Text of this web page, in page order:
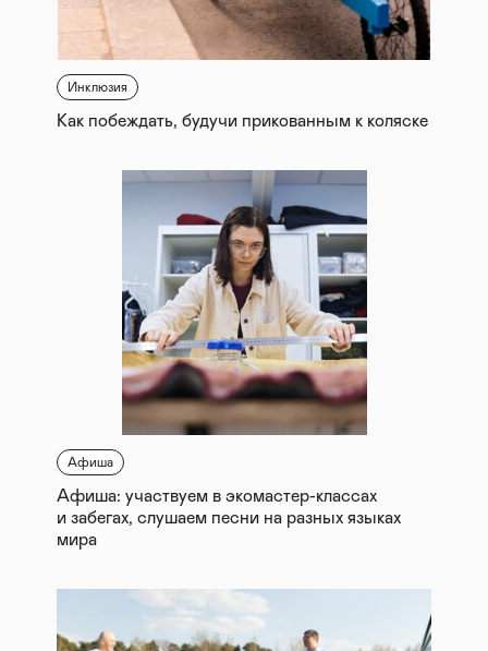
Инклюзия
Как побеждать, будучи прикованным к коляске
Афиша
Афиша: участвуем в экомастер-классах
и забегах, слушаем песни на разных языках
мира